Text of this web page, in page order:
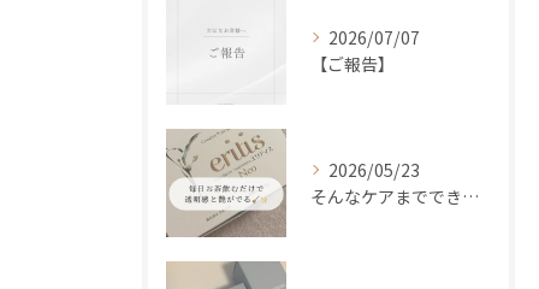
2026/07/07
【ご報告】
2026/05/23
そんなケアまでできるの！？